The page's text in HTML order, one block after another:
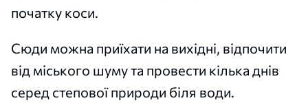
початку коси.
Сюди можна приїхати на вихідні, відпочити
від міського шуму та провести кілька днів
серед степової природи біля води.